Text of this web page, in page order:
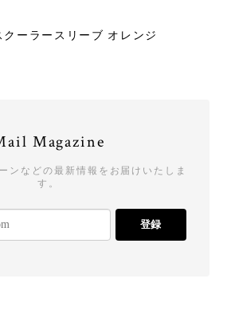
ーラースリーブ オレンジ
Magazine
ンなどの最新情報をお届けいたしま
す。
登録